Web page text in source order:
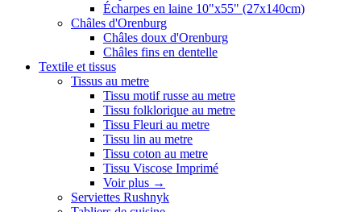
Écharpes en laine 10"x55" (27x140cm)
Châles d'Orenburg
Châles doux d'Orenburg
Châles fins en dentelle
Textile et tissus
Tissus au metre
Tissu motif russe au metre
Tissu folklorique au metre
Tissu Fleuri au metre
Tissu lin au metre
Tissu coton au metre
Tissu Viscose Imprimé
Voir plus →
Serviettes Rushnyk